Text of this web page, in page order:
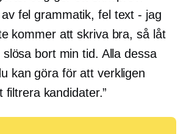
fel grammatik, fel text - jag
kommer att skriva bra, så låt
bort min tid. Alla dessa
kan göra för att verkligen
filtrera kandidater.”